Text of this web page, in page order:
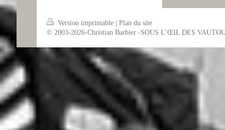
Version imprimable
Plan du site
© 2003-2026-Christian Barbier -SOUS L’ŒIL DES